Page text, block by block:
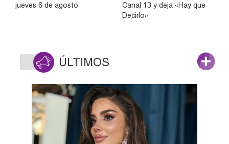
jueves 6 de agosto
Canal 13 y deja «Hay que
Decirlo»
ÚLTIMOS